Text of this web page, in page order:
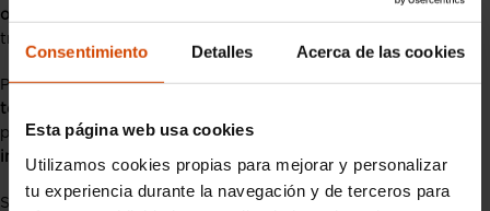
Consentimiento Detalles Acerca de las cookies
Esta página web usa cookies
Utilizamos cookies propias para mejorar y personalizar
tu experiencia durante la navegación y de terceros para
oficial,
tratos con aseguradoras o partes amistosos.
Por tanto,puede ser interesante tener en cuenta este tipo de
tecnologías
podremos usar en unjuicio como prueba gráfica de un delito o
intento de fraude.
Sin embargo, como el uso de esa prueba de vídeo queda en